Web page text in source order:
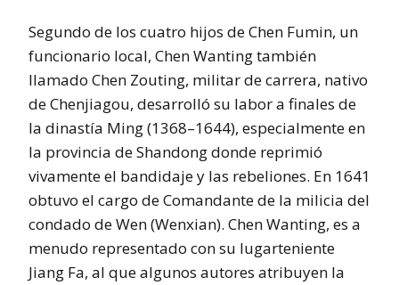
Segundo de los cuatro hijos de Chen Fumin, un
funcionario local, Chen Wanting también
llamado Chen Zouting, militar de carrera, nativo
de Chenjiagou, desarrolló su labor a finales de
la dinastía Ming (1368–1644), especialmente en
la provincia de Shandong donde reprimió
vivamente el bandidaje y las rebeliones. En 1641
obtuvo el cargo de Comandante de la milicia del
condado de Wen (Wenxian). Chen Wanting, es a
menudo representado con su lugarteniente
Jiang Fa, al que algunos autores atribuyen la